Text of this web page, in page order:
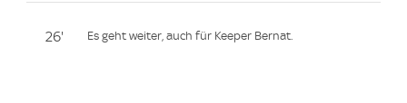
26' Es geht weiter, auch für Keeper Bernat.